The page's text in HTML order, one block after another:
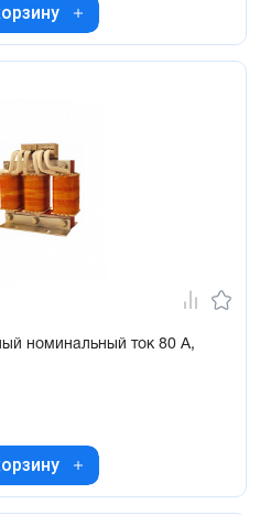
номинальный ток 80 А,